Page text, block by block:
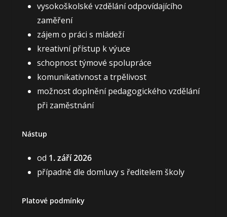
vysokoškolské vzdělání odpovídajícího
zaměření
zájem o práci s mládeží
kreativní přístup k výuce
schopnost týmové spolupráce
komunikativnost a trpělivost
možnost doplnění pedagogického vzdělání
při zaměstnání
Nástup
od 1. září 2026
případně dle domluvy s ředitelem školy
Platové podmínky